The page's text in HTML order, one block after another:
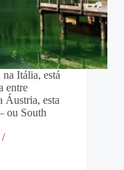
Itália, está
entre
Áustria, esta
ou South